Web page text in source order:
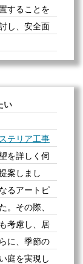
することを
し、安全面
い
テリア工事
を詳しく伺
案しまし
るアートピ
その際、
考慮し、居
に、季節の
庭を実現し